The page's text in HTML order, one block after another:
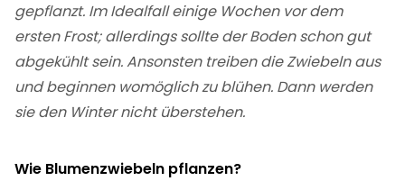
gepflanzt. Im Idealfall einige Wochen vor dem
ersten Frost; allerdings sollte der Boden schon gut
abgekühlt sein. Ansonsten treiben die Zwiebeln aus
und beginnen womöglich zu blühen. Dann werden
sie den Winter nicht überstehen.
Wie Blumenzwiebeln pflanzen?